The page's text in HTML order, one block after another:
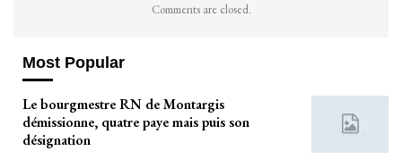
Comments are closed.
Most Popular
Le bourgmestre RN de Montargis
démissionne, quatre paye mais puis son
désignation